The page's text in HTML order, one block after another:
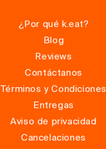
¿Por qué k.eat?
Blog
Reviews
Contáctanos
Términos y Condiciones
Entregas
Aviso de privacidad
Cancelaciones